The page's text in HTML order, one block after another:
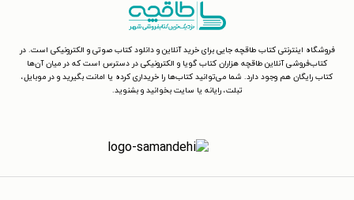
فروشگاه اینترنتی کتاب طاقچه جایی برای خرید آنلاین و دانلود کتاب صوتی و الکترونیکی است. در
کتاب‌فروشی آنلاین طاقچه هزاران کتاب گویا و الکترونیکی در دسترس است که در میان آن‌ها
کتاب رایگان هم وجود دارد. شما می‌توانید کتاب‌ها را خریداری کرده یا امانت بگیرید و در موبایل،
تبلت، رایانه یا سایت بخوانید و بشنوید.